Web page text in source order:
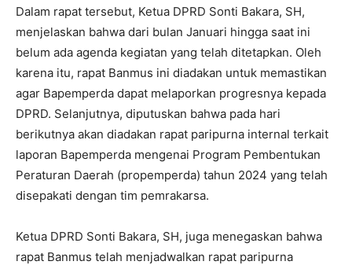
Dalam rapat tersebut, Ketua DPRD Sonti Bakara, SH,
menjelaskan bahwa dari bulan Januari hingga saat ini
belum ada agenda kegiatan yang telah ditetapkan. Oleh
karena itu, rapat Banmus ini diadakan untuk memastikan
agar Bapemperda dapat melaporkan progresnya kepada
DPRD. Selanjutnya, diputuskan bahwa pada hari
berikutnya akan diadakan rapat paripurna internal terkait
laporan Bapemperda mengenai Program Pembentukan
Peraturan Daerah (propemperda) tahun 2024 yang telah
disepakati dengan tim pemrakarsa.
Ketua DPRD Sonti Bakara, SH, juga menegaskan bahwa
rapat Banmus telah menjadwalkan rapat paripurna